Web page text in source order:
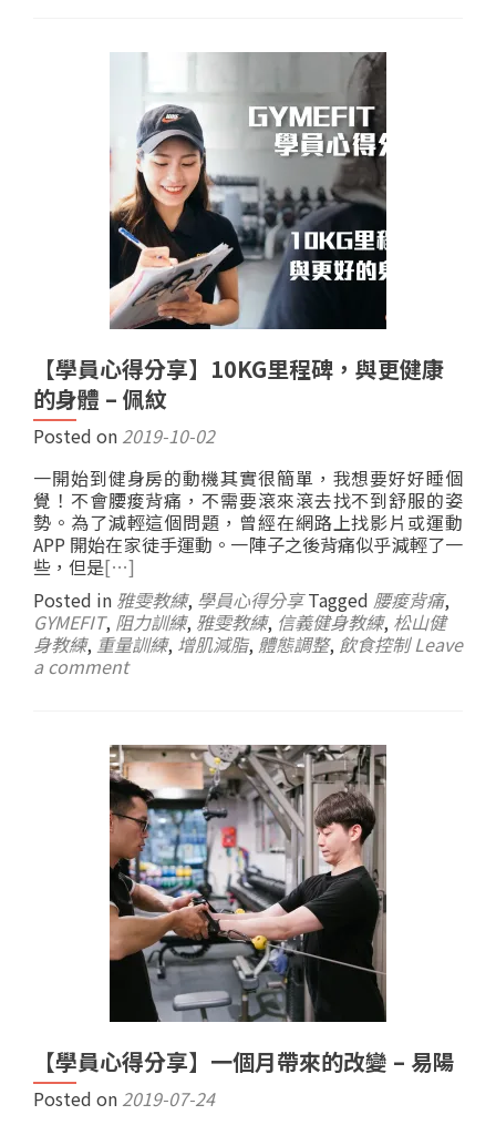
【學員心得分享】10KG里程碑，與更健康
的身體 – 佩紋
Posted on 2019-10-02
一開始到健身房的動機其實很簡單，我想要好好睡個
覺！不會腰痠背痛，不需要滾來滾去找不到舒服的姿
勢。為了減輕這個問題，曾經在網路上找影片或運動
APP 開始在家徒手運動。一陣子之後背痛似乎減輕了一
些，但是[…]
Posted in 雅雯教練, 學員心得分享 Tagged 腰痠背痛,
GYMEFIT, 阻力訓練, 雅雯教練, 信義健身教練, 松山健
身教練, 重量訓練, 增肌減脂, 體態調整, 飲食控制 Leave
a comment
【學員心得分享】一個月帶來的改變 – 易陽
Posted on 2019-07-24